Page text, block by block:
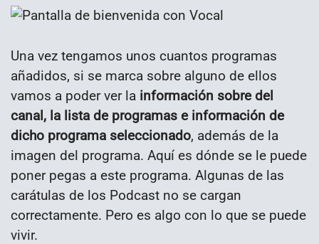
Una vez tengamos unos cuantos programas
añadidos, si se marca sobre alguno de ellos
vamos a poder ver la información sobre del
canal, la lista de programas e información de
dicho programa seleccionado, además de la
imagen del programa. Aquí es dónde se le puede
poner pegas a este programa. Algunas de las
carátulas de los Podcast no se cargan
correctamente. Pero es algo con lo que se puede
vivir.